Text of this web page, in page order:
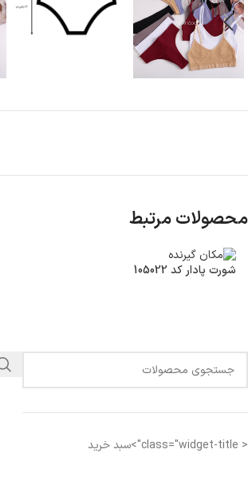
محصولات مرتبط
شورت پادار کد 105022
< class="widget-title">سبد خرید